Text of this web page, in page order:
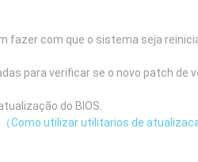
fazer com que o sistema seja
para verificar se o novo patch de
do BIOS.
（Como utilizar utilitarios de